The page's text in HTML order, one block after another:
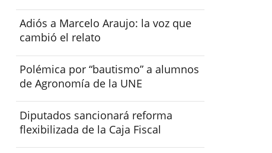
Adiós a Marcelo Araujo: la voz que
cambió el relato
Polémica por “bautismo” a alumnos
de Agronomía de la UNE
Diputados sancionará reforma
flexibilizada de la Caja Fiscal